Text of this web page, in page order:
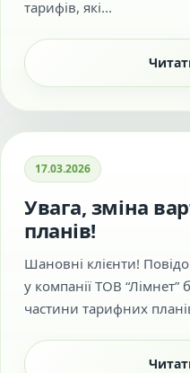
тарифів, які...
17.03.2026
Увага, зміна
планів!
Шановні клієнти!
у компанії ТОВ “Лімнет”
частини тарифних